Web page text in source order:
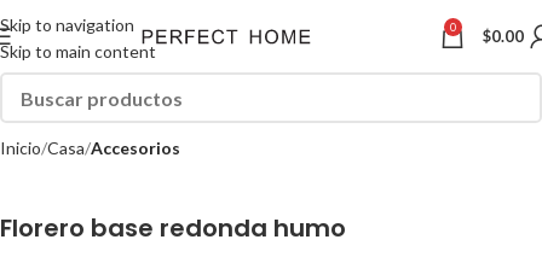
Skip to navigation
Skip to main content
0 $0.00
Inicio Casa Accesorios
Florero base redonda humo